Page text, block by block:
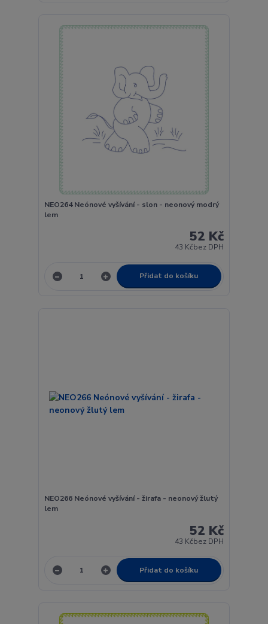
NEO264 Neónové vyšívání - slon - neonový modrý
lem
52 Kč
43 Kčbez DPH
Přidat do košíku
NEO266 Neónové vyšívání - žirafa - neonový žlutý
lem
52 Kč
43 Kčbez DPH
Přidat do košíku